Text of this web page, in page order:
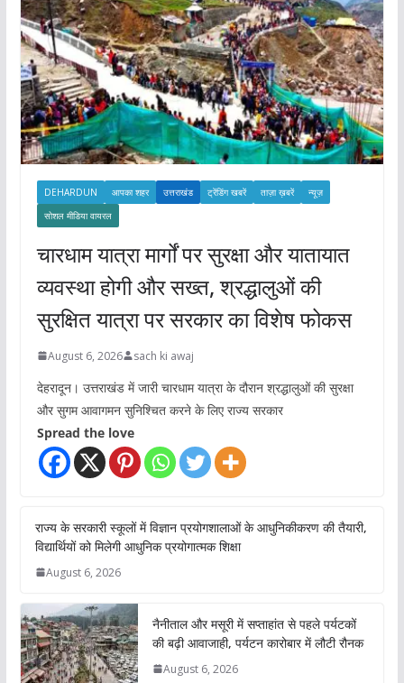
DEHARDUN आपका शहर उत्तराखंड ट्रेंडिंग खबरें ताज़ा ख़बरें
न्यूज़
सोशल मीडिया वायरल
चारधाम यात्रा मार्गों पर सुरक्षा और यातायात
व्यवस्था होगी और सख्त, श्रद्धालुओं की
सुरक्षित यात्रा पर सरकार का विशेष फोकस
August 6, 2026 sach ki awaj
देहरादून। उत्तराखंड में जारी चारधाम यात्रा के दौरान श्रद्धालुओं की सुरक्षा
और सुगम आवागमन सुनिश्चित करने के लिए राज्य सरकार
Spread the love
राज्य के सरकारी स्कूलों में विज्ञान प्रयोगशालाओं के आधुनिकीकरण की तैयारी,
विद्यार्थियों को मिलेगी आधुनिक प्रयोगात्मक शिक्षा
August 6, 2026
नैनीताल और मसूरी में सप्ताहांत से पहले पर्यटकों
की बढ़ी आवाजाही, पर्यटन कारोबार में लौटी रौनक
August 6, 2026